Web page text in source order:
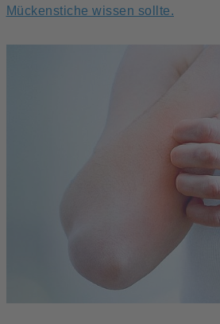
Mückenstiche wissen sollte.